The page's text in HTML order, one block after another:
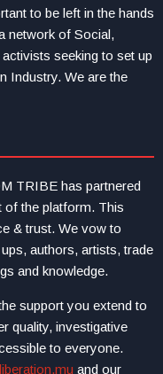
to be left in the hands
network of Social,
seeking to set up
Industry. We are the
TRIBE has partnered
of the platform. This
& trust. We vow to
authors, artists, trade
and knowledge.
support you extend to
quality, investigative
to everyone.
and our